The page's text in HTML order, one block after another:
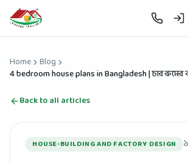
Skip to main content
Home
Blog
4 bedroom house plans in Bangladesh | চার রুমের
Back to all articles
HOUSE-BUILDING AND FACTORY DESIGN